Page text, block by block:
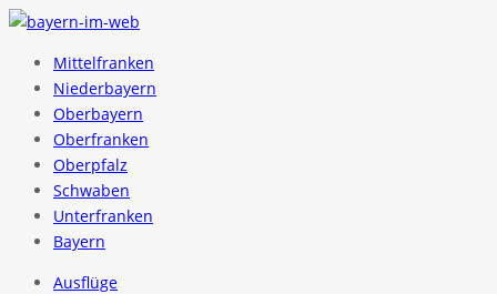
Mittelfranken
Niederbayern
Oberbayern
Oberfranken
Oberpfalz
Schwaben
Unterfranken
Bayern
Ausflüge